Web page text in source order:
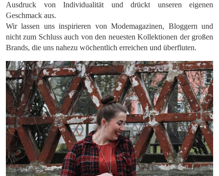
Ausdruck von Individualität und drückt unseren eigenen
Geschmack aus.
Wir lassen uns inspirieren von Modemagazinen, Bloggern und
nicht zum Schluss auch von den neuesten Kollektionen der großen
Brands, die uns nahezu wöchentlich erreichen und überfluten.